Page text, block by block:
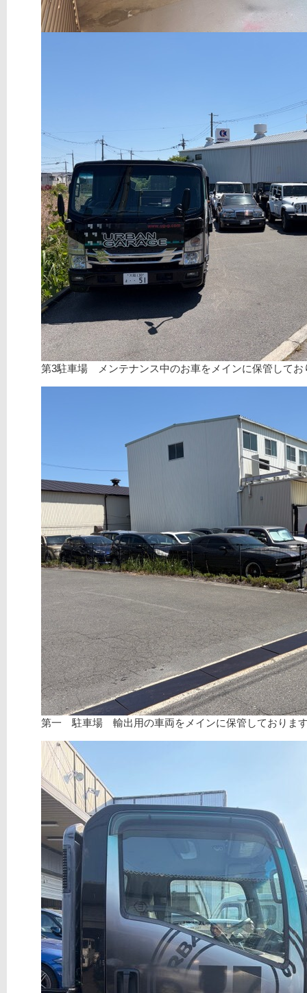
第3駐車場 メンテナンス中のお車をメインに保管してお
第一 駐車場 輸出用の車両をメインに保管しておりま